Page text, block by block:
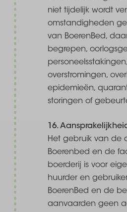
niet tijdelijk wordt
omstandigheden
van BoerenBed,
begrepen,
overstromingen,
epidemieën,
storingen of
16.
Het gebruik van de
Boerenbed en de
boerderij is voor
huurder en
BoerenBed en de
aanvaarden geen